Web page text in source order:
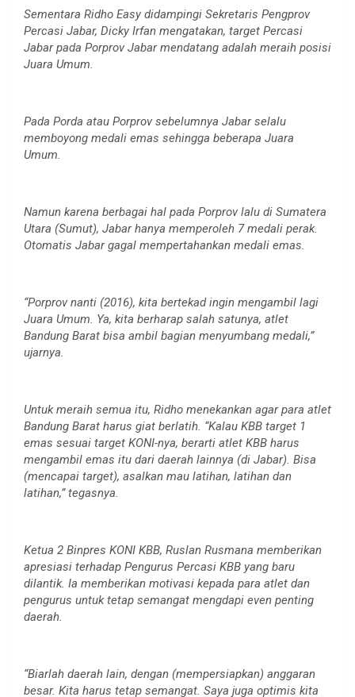
Sementara Ridho Easy didampingi Sekretaris Pengprov
Percasi Jabar, Dicky Irfan mengatakan, target Percasi
Jabar pada Porprov Jabar mendatang adalah meraih posisi
Juara Umum.
Pada Porda atau Porprov sebelumnya Jabar selalu
memboyong medali emas sehingga beberapa Juara
Umum.
Namun karena berbagai hal pada Porprov lalu di Sumatera
Utara (Sumut), Jabar hanya memperoleh 7 medali perak.
Otomatis Jabar gagal mempertahankan medali emas.
“Porprov nanti (2016), kita bertekad ingin mengambil lagi
Juara Umum. Ya, kita berharap salah satunya, atlet
Bandung Barat bisa ambil bagian menyumbang medali,”
ujarnya.
Untuk meraih semua itu, Ridho menekankan agar para atlet
Bandung Barat harus giat berlatih. “Kalau KBB target 1
emas sesuai target KONI-nya, berarti atlet KBB harus
mengambil emas itu dari daerah lainnya (di Jabar). Bisa
(mencapai target), asalkan mau latihan, latihan dan
latihan,” tegasnya.
Ketua 2 Binpres KONI KBB, Ruslan Rusmana memberikan
apresiasi terhadap Pengurus Percasi KBB yang baru
dilantik. Ia memberikan motivasi kepada para atlet dan
pengurus untuk tetap semangat mengdapi even penting
daerah.
“Biarlah daerah lain, dengan (mempersiapkan) anggaran
besar. Kita harus tetap semangat. Saya juga optimis kita